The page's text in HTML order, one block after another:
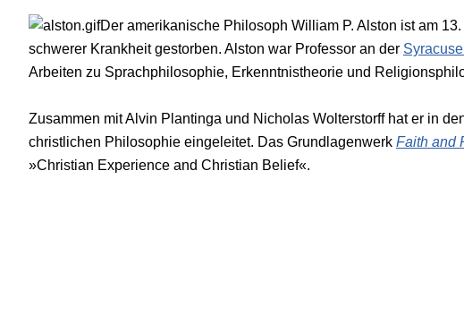
Der amerikanische Philosoph William P. Alston ist am
schwerer Krankheit gestorben. Alston war Professor an der
Arbeiten zu Sprachphilosophie, Erkenntnistheorie und
Zusammen mit Alvin Plantinga und Nicholas Wolterstorff hat er in
christlichen Philosophie eingeleitet. Das Grundlagenwerk Faith and
»Christian Experience and Christian Belief«.